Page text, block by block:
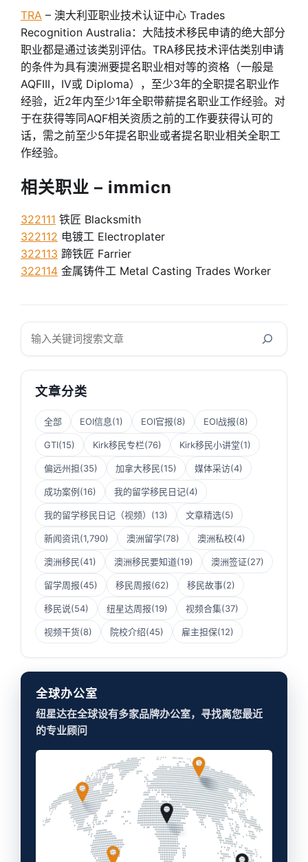
TRA – 澳大利亚职业技术认证中心 Trades
Recognition Australia：大陆技术移民申请的绝大部分
职业都是通过该类别评估。TRA移民技术评估类别申请
的条件为具有澳洲要提名职业相对等的资格（一般是
AQFIII，IV或 Diploma），至少3年的全职提名职业作
经验，近2年内至少1年全职带薪提名职业工作经验。对
于在获得等同AQF相关资质之前的工作要获得认可的
话，需之前至少5年提名职业或者提名职业相关全职工
作经验。
相关职业 – immicn
322111 铁匠 Blacksmith
322112 电镀工 Electroplater
322113 蹄铁匠 Farrier
322114 金属铸件工 Metal Casting Trades Worker
搜
文章分类
全部 EOI信息(1) EOI官报(8) EOI战报(8)
GTI(15) Kirk移民专栏(76) Kirk移民小讲堂(1)
偏远州担(35) 加拿大移民(15) 媒体采访(4)
成功案例(16) 我的留学移民日记(4)
我的留学移民日记（视频） (13) 文章精选(5)
新闻资讯(1,790) 澳洲留学(78) 澳洲私校(4)
澳洲移民(41) 澳洲移民要知道(19) 澳洲签证(27)
留学周报(45) 移民周报(62) 移民故事(2)
移民说(54) 纽星达周报(19) 视频合集(37)
视频干货(8) 院校介绍(45) 雇主担保(12)
全球办公室
纽星达在全球设有多家品牌办公室，寻找离您最近
的专业顾问